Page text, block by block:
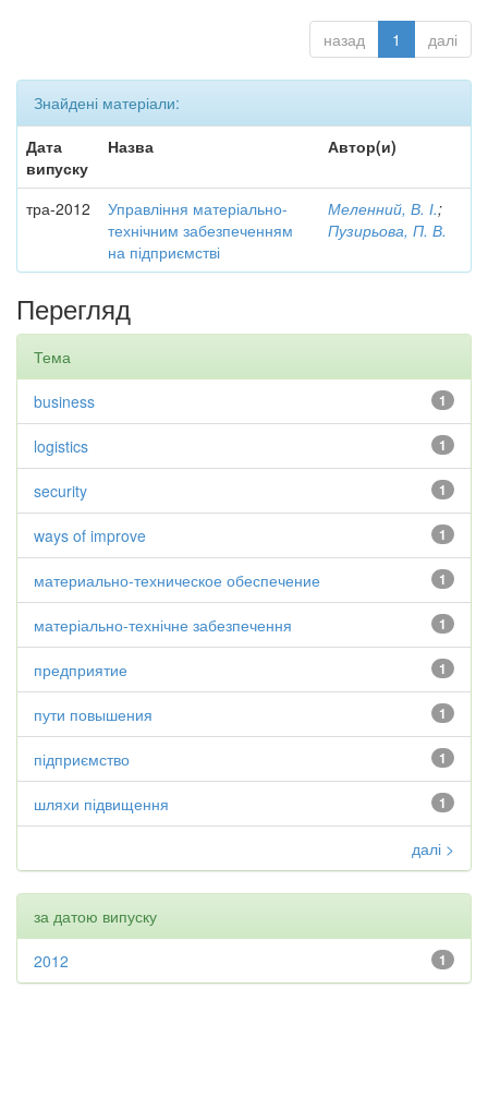
назад 1 далі
Знайдені матеріали:
Дата
випуску
Назва Автор(и)
тра-2012
Управління матеріально-
технічним забезпеченням
на підприємстві
Меленний, В. І.;
Пузирьова, П. В.
Перегляд
Тема
1
business
1
logistics
1
security
1
ways of improve
1
материально-техническое обеспечение
1
матеріально-технічне забезпечення
1
предприятие
1
пути повышения
1
підприємство
1
шляхи підвищення
далі >
за датою випуску
1
2012